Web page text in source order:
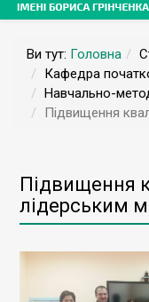
Ви тут: Головна
Кафедра
Навчально-
Підвищення
Підвищення
лідерським